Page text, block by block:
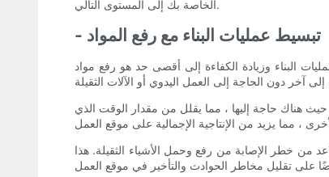
الخاصة بك إلى المستوى التالي.
- تبسيط عمليات البناء مع رفع المواد
البناء وزيادة الكفاءة إلى أقصى حد هو رفع مواد
حيث هناك حاجة إليها ، مما يقلل من مقدار الوقت الذي
من خطر الإصابة من رفع وحمل الأشياء الثقيلة. هذا